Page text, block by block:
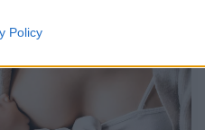
Policy